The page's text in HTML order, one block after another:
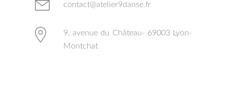
contact@atelier9danse.fr
9, avenue du Château- 69003 Lyon-
Montchat